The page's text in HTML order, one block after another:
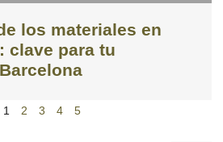
los materiales en
clave para tu
1 2 3 4 5